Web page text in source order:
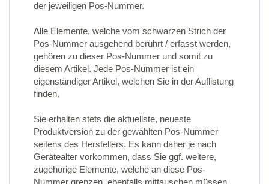
der jeweiligen Pos-Nummer.
Alle Elemente, welche vom schwarzen Strich der
Pos-Nummer ausgehend berührt / erfasst werden,
gehören zu dieser Pos-Nummer und somit zu
diesem Artikel. Jede Pos-Nummer ist ein
eigenständiger Artikel, welchen Sie in der Auflistung
finden.
Sie erhalten stets die aktuellste, neueste
Produktversion zu der gewählten Pos-Nummer
seitens des Herstellers. Es kann daher je nach
Gerätealter vorkommen, dass Sie ggf. weitere,
zugehörige Elemente, welche an diese Pos-